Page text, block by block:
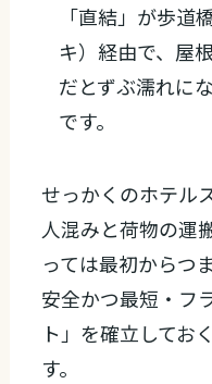
「直結」が歩道
キ）経由で、屋
だとずぶ濡れに
です。
せっかくのホテル
人混みと荷物の運
っては最初からつ
安全かつ最短・フ
ト」を確立してお
す。